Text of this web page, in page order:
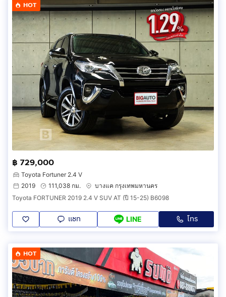
HOT
฿ 729,000
Toyota Fortuner 2.4 V
2019
111,038 กม.
บางแค กรุงเทพมหานคร
Toyota FORTUNER 2019 2.4 V SUV AT (ปี 15-25) B6098
แชท LINE โทร
HOT